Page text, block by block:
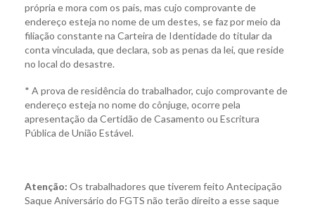
própria e mora com os pais, mas cujo comprovante de
endereço esteja no nome de um destes, se faz por meio da
filiação constante na Carteira de Identidade do titular da
conta vinculada, que declara, sob as penas da lei, que reside
no local do desastre.
* A prova de residência do trabalhador, cujo comprovante de
endereço esteja no nome do cônjuge, ocorre pela
apresentação da Certidão de Casamento ou Escritura
Pública de União Estável.
Atenção: Os trabalhadores que tiverem feito Antecipação
Saque Aniversário do FGTS não terão direito a esse saque